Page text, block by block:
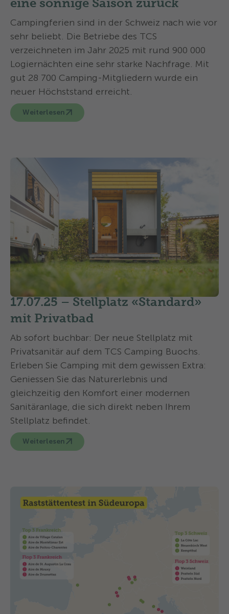
Campingferien sind in der Schweiz nach wie vor
sehr beliebt. Die Betriebe des TCS
verzeichneten im Jahr 2025 mit rund 900 000
Logiernächten eine sehr starke Nachfrage. Mit
gut 28 700 Camping-Mitgliedern wurde ein
neuer Höchststand erreicht.
Weiterlesen
17.07.25 –Stellplatz «Standard»
mit Privatbad
Ab sofort buchbar: Der neue Stellplatz mit
Privatsanitär auf dem TCS Camping Buochs.
Erleben Sie Camping mit dem gewissen Extra:
Geniessen Sie das Naturerlebnis und
gleichzeitig den Komfort einer modernen
Sanitäranlage, die sich direkt neben Ihrem
Stellplatz befindet.
Weiterlesen